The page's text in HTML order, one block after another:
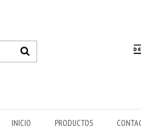
INICIO PRODUCTOS